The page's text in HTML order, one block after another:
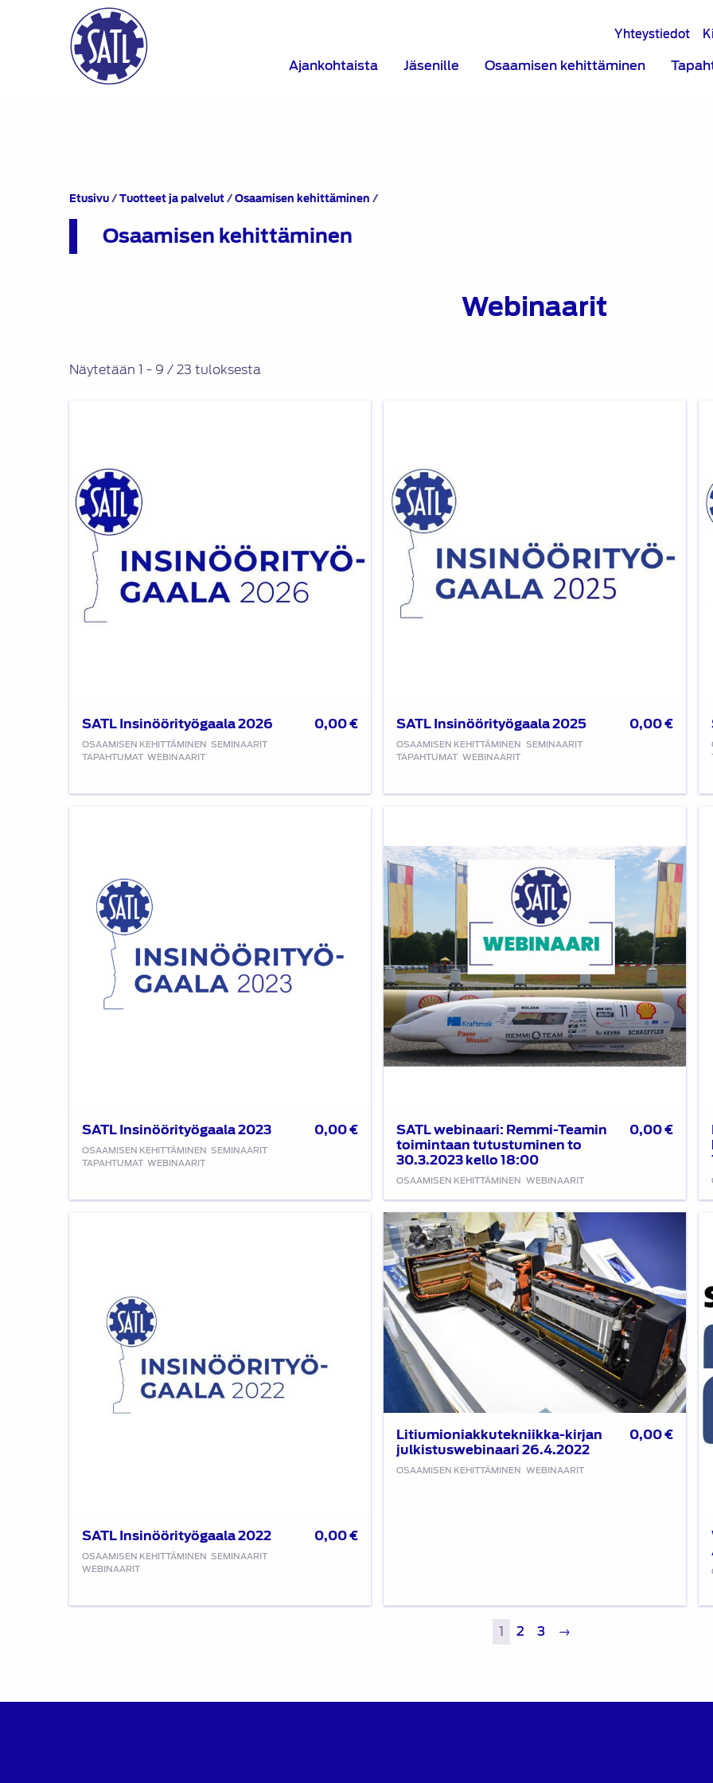
Yhteystiedot
Ajankohtaista Jäsenille Osaamisen kehittäminen
Etusivu/Tuotteet ja palvelut/Osaamisen kehittäminen /
Osaamisen kehittäminen
Webinaarit
Näytetään 1 - 9 / 23 tuloksesta
SATL Insinöörityögaala 2026
OSAAMISEN KEHITTÄMINEN SEMINAARIT
TAPAHTUMAT WEBINAARIT
0,00€ SATL Insinöörityögaala 2025
OSAAMISEN KEHITTÄMINEN SEMINAARIT
TAPAHTUMAT WEBINAARIT
0,00€
SATL Insinöörityögaala 2023
OSAAMISEN KEHITTÄMINEN SEMINAARIT
TAPAHTUMAT WEBINAARIT
0,00€
SATL webinaari: Remmi-Teamin
toimintaan tutustuminen to
30.3.2023 kello 18:00
OSAAMISEN KEHITTÄMINEN WEBINAARIT
0,00€
Remmi-
Teamin
toimintaan
tutustuminen
to
30.3.2023
kello
18:00
SATL Insinöörityögaala 2022
OSAAMISEN KEHITTÄMINEN SEMINAARIT
WEBINAARIT
0,00€
Litiumioniakkutekniikka-kirjan
julkistuswebinaari 26.4.2022
OSAAMISEN KEHITTÄMINEN WEBINAARIT
0,00€
Litiumioniakkutekniikka-
kirjan
julkistuswebinaari
26.4.2022
1 2 3 →